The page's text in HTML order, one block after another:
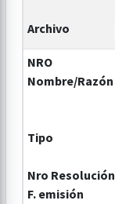
Archivo
NRO
Nombre/Razón
Tipo
Nro Resolución
F. emisión